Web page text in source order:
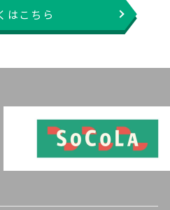
はこちら